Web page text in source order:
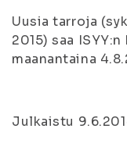
Uusia tarroja
2015) saa
maanantaina
Julkaistu